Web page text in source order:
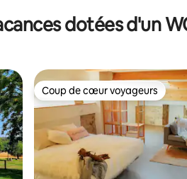
dotées d'un
Coup de cœur voyageurs
Coup de cœur voyageurs